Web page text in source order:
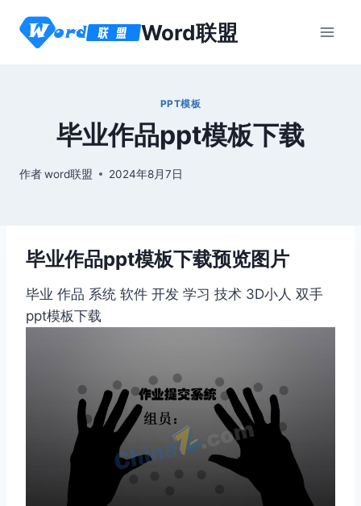
Word联盟
PPT模板
毕业作品ppt模板下载
作者word联盟 2024年8月7日
毕业作品ppt模板下载预览图片
毕业 作品 系统 软件 开发 学习 技术 3D小人 双手
ppt模板下载